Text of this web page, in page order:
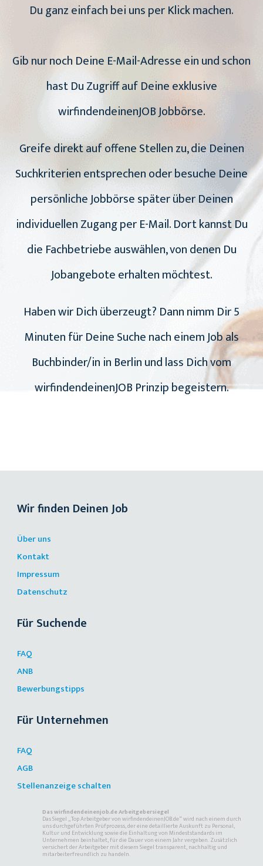
Du ganz einfach bei uns per Klick machen.
Gib nur noch Deine E-Mail-Adresse ein und schon
hast Du Zugriff auf Deine exklusive
wirfindendeinenJOB Jobbörse.
Greife direkt auf offene Stellen zu, die Deinen
Suchkriterien entsprechen oder besuche Deine
persönliche Jobbörse später über Deinen
individuellen Zugang per E-Mail. Dort kannst Du
die Fachbetriebe auswählen, von denen Du
Jobangebote erhalten möchtest.
Haben wir Dich überzeugt? Dann nimm Dir 5
Minuten für Deine Suche nach einem Job als
Buchbinder/in in Berlin und lass Dich vom
wirfindendeinenJOB Prinzip begeistern.
Wir finden Deinen Job
Über uns
Kontakt
Impressum
Datenschutz
Für Suchende
FAQ
ANB
Bewerbungstipps
Für Unternehmen
FAQ
AGB
Stellenanzeige schalten
Das wirfindendeinenjob.de Arbeitgebersiegel
Das Siegel „Top Arbeitgeber von wirfindendeinenJOB.de“ wird nach einem durch
uns durchgeführten Prüfprozess, der eine detaillierte Auskunft zu Personal,
Kultur und Entwicklung sowie die Einhaltung von Mindeststandards im
Unternehmen beinhaltet, für die Dauer von einem Jahr vergeben. Zusätzlich
versichert der Arbeitgeber mit diesem Siegel transparent, nachhaltig und
mitarbeiterfreundlich zu handeln.